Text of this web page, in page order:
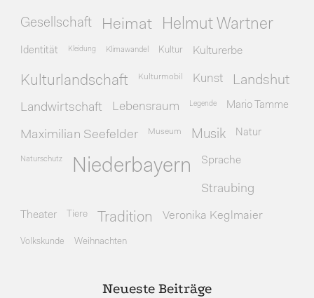
Gesellschaft Heimat Helmut Wartner
Identität Kleidung Klimawandel Kultur Kulturerbe
Kulturlandschaft Kulturmobil Kunst Landshut
Landwirtschaft Lebensraum Legende Mario Tamme
Maximilian Seefelder Museum Musik Natur
Naturschutz Niederbayern Sprache
Straubing
Theater Tiere Tradition Veronika Keglmaier
Volkskunde Weihnachten
Neueste Beiträge